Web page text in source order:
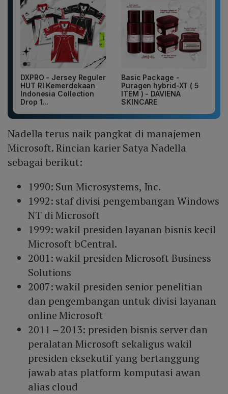
DXPRO - Jersey Reguler
HUT RI Kemerdekaan
Indonesia Collection
Drop 1...
Basic Package -
Puragen hybrid-XT ( 5
ITEM ) - DAVIENA
SKINCARE
Nadella terus naik pangkat di manajemen
Microsoft. Rincian karier Satya Nadella
sebagai berikut:
1990: Sun Microsystems, Inc.
1992: staf divisi pengembangan Windows
NT di Microsoft
1999: wakil presiden layanan bisnis kecil
Microsoft bCentral.
2001: wakil presiden Microsoft Business
Solutions
2007: wakil presiden senior penelitian
dan pengembangan untuk divisi layanan
online Microsoft
2011 – 2013: presiden bisnis server dan
peralatan Microsoft sekaligus wakil
presiden eksekutif yang bertanggung
jawab atas platform komputasi awan
alias cloud